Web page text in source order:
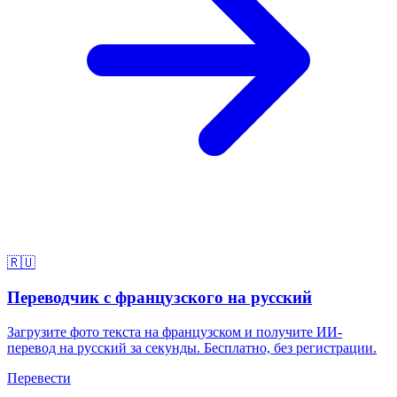
🇷🇺
Переводчик с французского на русский
Загрузите фото текста на французском и получите ИИ-
перевод на русский за секунды. Бесплатно, без регистрации.
Перевести